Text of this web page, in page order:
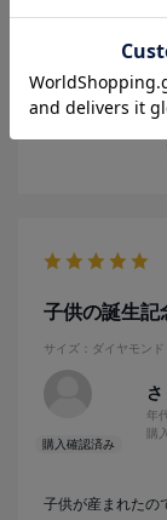
リングのサイズが
す。
子供の誕生記
サイズ：ダイヤモンド
さ
年
購
子供が産まれたの